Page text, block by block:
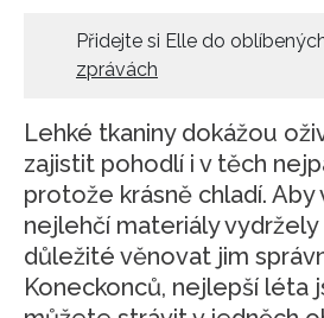
Přidejte si Elle do
zprávách
Lehké tkaniny dokážou
zajistit pohodlí i v těch
protože krásně chladí. Aby
nejlehčí materiály
důležité věnovat jim
Koneckonců, nejlepší léta